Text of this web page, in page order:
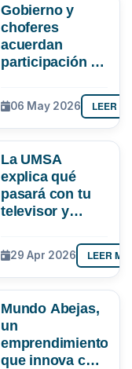
Gobierno y
choferes
acuerdan
participación de
verificación de
la gasolina
06 May 2026 LEER
La UMSA
explica qué
pasará con tu
televisor y
quedarte sin
señal ante el
apagón
29 Apr 2026 LEER
Mundo Abejas,
un
emprendimiento
que innova con